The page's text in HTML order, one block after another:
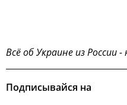
Всё об Украине из России
Подписывайся на